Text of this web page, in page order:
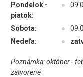
Pondelok -
piatok:
●
Sobota: ●
Nedeľa:
●
Poznámka: október -
zatvorené